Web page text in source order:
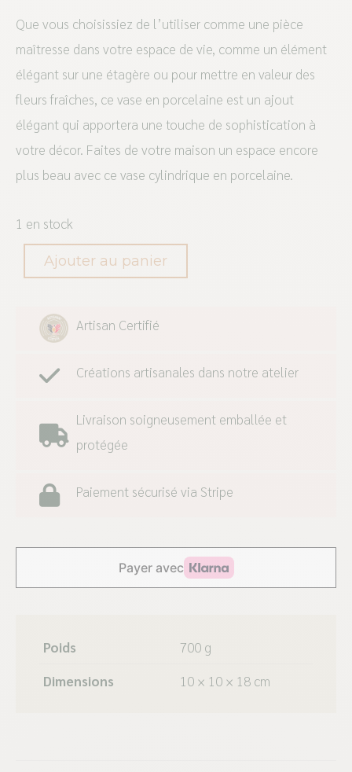
Que vous choisissiez de l’utiliser comme une pièce
maîtresse dans votre espace de vie, comme un élément
élégant sur une étagère ou pour mettre en valeur des
fleurs fraîches, ce vase en porcelaine est un ajout
élégant qui apportera une touche de sophistication à
votre décor. Faites de votre maison un espace encore
plus beau avec ce vase cylindrique en porcelaine.
1 en stock
Ajouter au panier
Artisan Certifié
Créations artisanales dans notre atelier
Livraison soigneusement emballée et
protégée
Paiement sécurisé via Stripe
Poids
700 g
Dimensions
10 × 10 × 18 cm